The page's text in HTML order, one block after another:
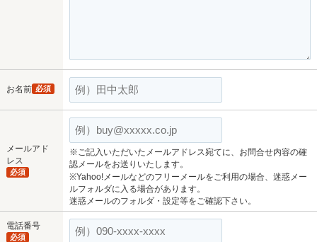
お名前 必須
メールアド
レス
必須
※ご記入いただいたメールアドレス宛てに、お問合せ内容の確
認メールをお送りいたします。
※Yahoo!メールなどのフリーメールをご利用の場合、迷惑メー
ルフォルダに入る場合があります。
迷惑メールのフォルダ・設定等をご確認下さい。
電話番号
必須